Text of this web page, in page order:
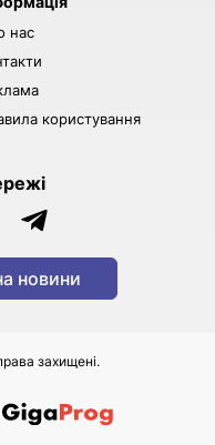
нас
користування
новини
захищені.